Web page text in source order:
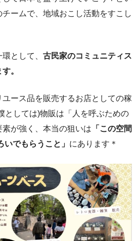
ームで、地域おこし活動をすこし
として、 古民家のコミュニティス
。
ース品を販売するお店としての稼
としては)物販は「人を呼ぶための
が強く、本当の狙いは 「この空間
でもらうこと」 にあります＊